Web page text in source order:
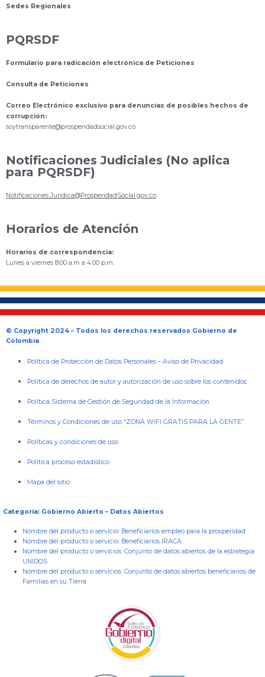
Sedes Regionales
PQRSDF
Formulario para radicación electrónica de Peticiones
Consulta de Peticiones
Correo Electrónico exclusivo para denuncias de posibles hechos de
corrupción:
soytransparente@prosperidadsocial.gov.co
Notificaciones Judiciales (No aplica
para PQRSDF)
Notificaciones.Juridica@ProsperidadSocial.gov.co
Horarios de Atención
Horarios de correspondencia:
Lunes a viernes 8:00 a.m a 4:00 p.m.
© Copyright 2024 – Todos los derechos reservados Gobierno de
Colombia
Política de Protección de Datos Personales –Aviso de Privacidad
Política de derechos de autor y autorización de uso sobre los contenidos
Política Sistema de Gestión de Seguridad de la Información
Términos y Condiciones de uso “ZONA WIFI GRATIS PARA LA GENTE”
Políticas y condiciones de uso
Política proceso estadístico
Mapa del sitio
Categoría: Gobierno Abierto – Datos Abiertos
Nombre del producto o servicio: Beneficiarios empleo para la prosperidad
Nombre del producto o servicio: Beneficiarios IRACA
Nombre del producto o servicios: Conjunto de datos abiertos de la estrategia
UNIDOS
Nombre del producto o servicios: Conjunto de datos abiertos beneficiarios de
Familias en su Tierra